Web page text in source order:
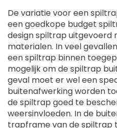
De variatie voor een
een goedkope budget
design spiltrap uitgevoerd
materialen. In veel
een spiltrap binnen
mogelijk om de spiltrap
geval moet er wel een
buitenafwerking worden
de spiltrap goed te
weersinvloeden. In de
trapframe van de spiltrap